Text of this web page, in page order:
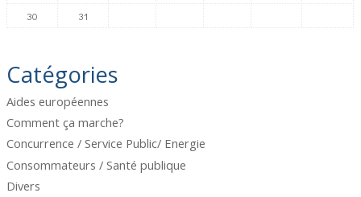
30
31
Catégories
Aides européennes
Comment ça marche?
Concurrence / Service Public/ Energie
Consommateurs / Santé publique
Divers